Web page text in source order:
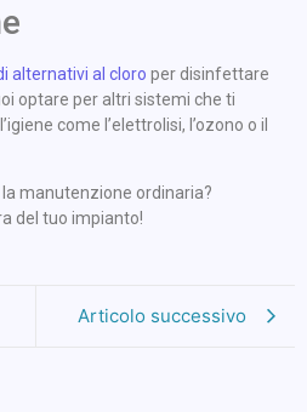
alternativi al cloro per disinfettare
optare per altri sistemi che ti
come l’elettrolisi, l’ozono o il
manutenzione ordinaria?
del tuo impianto!
Articolo successivo